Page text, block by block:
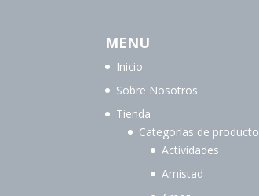
MENU
Inicio
Sobre Nosotros
Tienda
Categorías de producto
Actividades
Amistad